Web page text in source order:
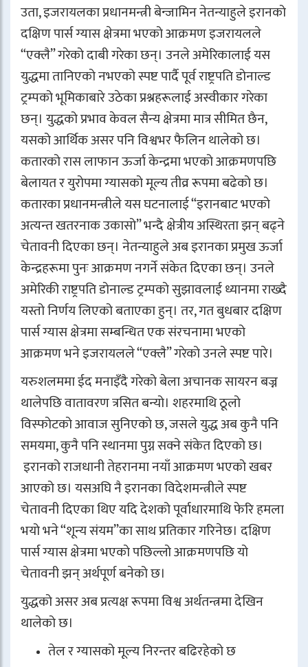
उता, इजरायलका प्रधानमन्त्री बेन्जामिन नेतन्याहुले इरानको
दक्षिण पार्स ग्यास क्षेत्रमा भएको आक्रमण इजरायलले
“एक्लै” गरेको दाबी गरेका छन्। उनले अमेरिकालाई यस
युद्धमा तानिएको नभएको स्पष्ट पार्दै पूर्व राष्ट्रपति डोनाल्ड
ट्रम्पको भूमिकाबारे उठेका प्रश्नहरूलाई अस्वीकार गरेका
छन्। युद्धको प्रभाव केवल सैन्य क्षेत्रमा मात्र सीमित छैन,
यसको आर्थिक असर पनि विश्वभर फैलिन थालेको छ।
कतारको रास लाफान ऊर्जा केन्द्रमा भएको आक्रमणपछि
बेलायत र युरोपमा ग्यासको मूल्य तीव्र रूपमा बढेको छ।
कतारका प्रधानमन्त्रीले यस घटनालाई “इरानबाट भएको
अत्यन्त खतरनाक उकासो” भन्दै क्षेत्रीय अस्थिरता झन् बढ्ने
चेतावनी दिएका छन्। नेतन्याहुले अब इरानका प्रमुख ऊर्जा
केन्द्रहरूमा पुनः आक्रमण नगर्ने संकेत दिएका छन्। उनले
अमेरिकी राष्ट्रपति डोनाल्ड ट्रम्पको सुझावलाई ध्यानमा राख्दै
यस्तो निर्णय लिएको बताएका हुन्। तर, गत बुधबार दक्षिण
पार्स ग्यास क्षेत्रमा सम्बन्धित एक संरचनामा भएको
आक्रमण भने इजरायलले “एक्लै” गरेको उनले स्पष्ट पारे।
यरुशलममा ईद मनाइँदै गरेको बेला अचानक सायरन बज्न
थालेपछि वातावरण त्रसित बन्यो। शहरमाथि ठूलो
विस्फोटको आवाज सुनिएको छ, जसले युद्ध अब कुनै पनि
समयमा, कुनै पनि स्थानमा पुग्न सक्ने संकेत दिएको छ।
इरानको राजधानी तेहरानमा नयाँ आक्रमण भएको खबर
आएको छ। यसअघि नै इरानका विदेशमन्त्रीले स्पष्ट
चेतावनी दिएका थिए यदि देशको पूर्वाधारमाथि फेरि हमला
भयो भने “शून्य संयम”का साथ प्रतिकार गरिनेछ। दक्षिण
पार्स ग्यास क्षेत्रमा भएको पछिल्लो आक्रमणपछि यो
चेतावनी झन् अर्थपूर्ण बनेको छ।
युद्धको असर अब प्रत्यक्ष रूपमा विश्व अर्थतन्त्रमा देखिन
थालेको छ।
तेल र ग्यासको मूल्य निरन्तर बढिरहेको छ